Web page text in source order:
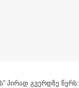
პირად გვერდზე წერს: